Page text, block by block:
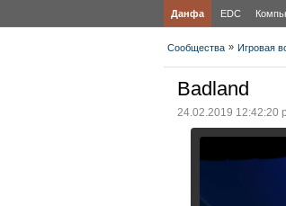
Данфа EDC
Сообщества » Игровая
Badland
24.02.2019 12:42:20